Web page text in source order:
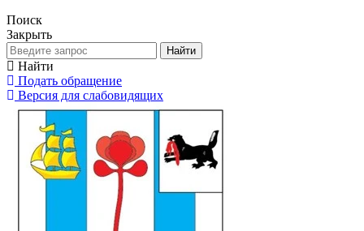
Поиск
Закрыть
Найти
Найти
Подать обращение
Версия для слабовидящих